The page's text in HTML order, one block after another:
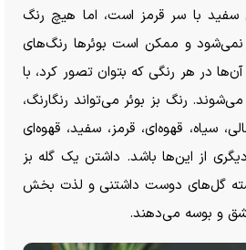
سفید با سر قرمز است، اما هیچ رنگ
و ممکن است بوئر‌ها رنگ‌های
در هر رنگی که بتوان تصور کرد، با
رنگ بز بوئر می‌تواند رنگارنگ،
سیاه، قهوه‌ای، قرمز، سفید، قهوه‌ای
از این‌ها باشد. داشتن یک گله بز
گل‌های دوست داشتنی و لذت بخش
و بوسه می‌دهند.